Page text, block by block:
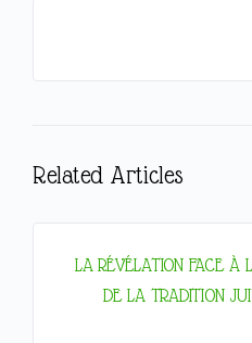
Related Articles
LA RÉVÉLATION FACE À
DE LA TRADITION